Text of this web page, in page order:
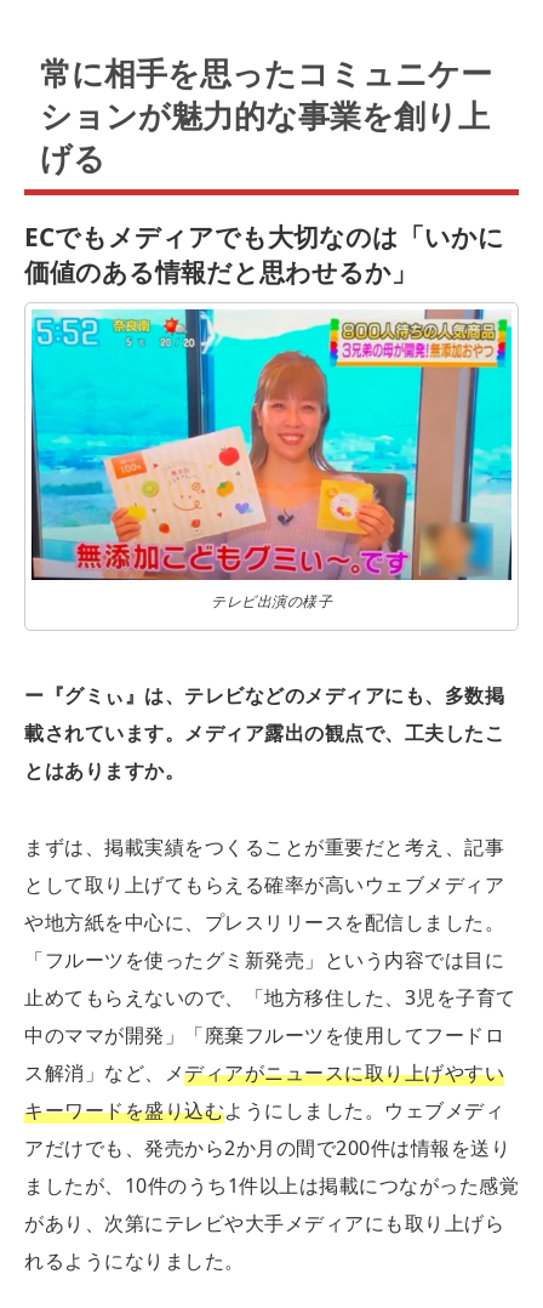
常に相手を思ったコミュニケー
ションが魅力的な事業を創り上
げる
ECでもメディアでも大切なのは「いかに
価値のある情報だと思わせるか」
テレビ出演の様子
ー『グミぃ』は、テレビなどのメディアにも、多数掲
載されています。メディア露出の観点で、工夫したこ
とはありますか。
まずは、掲載実績をつくることが重要だと考え、記事
として取り上げてもらえる確率が高いウェブメディア
や地方紙を中心に、プレスリリースを配信しました。
「フルーツを使ったグミ新発売」という内容では目に
止めてもらえないので、「地方移住した、3児を子育て
中のママが開発」「廃棄フルーツを使用してフードロ
ス解消」など、メディアがニュースに取り上げやすい
キーワードを盛り込むようにしました。ウェブメディ
アだけでも、発売から2か月の間で200件は情報を送り
ましたが、10件のうち1件以上は掲載につながった感覚
があり、次第にテレビや大手メディアにも取り上げら
れるようになりました。